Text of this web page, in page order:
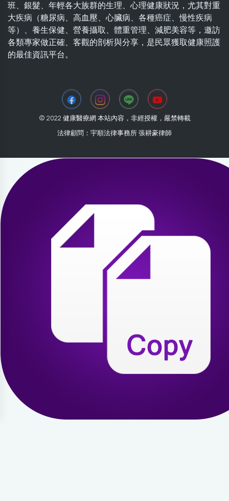
班、銀髮、年輕各大族群的生理、心理健康狀況，尤其對重
大疾病（糖尿病、高血壓、心臟病、各種癌症、慢性疾病
等）、養生保健、營養攝取、體重管理、減肥美容等，邀訪
各類專家做正確、客觀的剖析與分享，是民眾獲取健康照護
的最佳資訊平台。
© 2022 健康醫療網 本站內容，非經授權，嚴禁轉載
法律顧問：宇順法律事務所 張耕豪律師